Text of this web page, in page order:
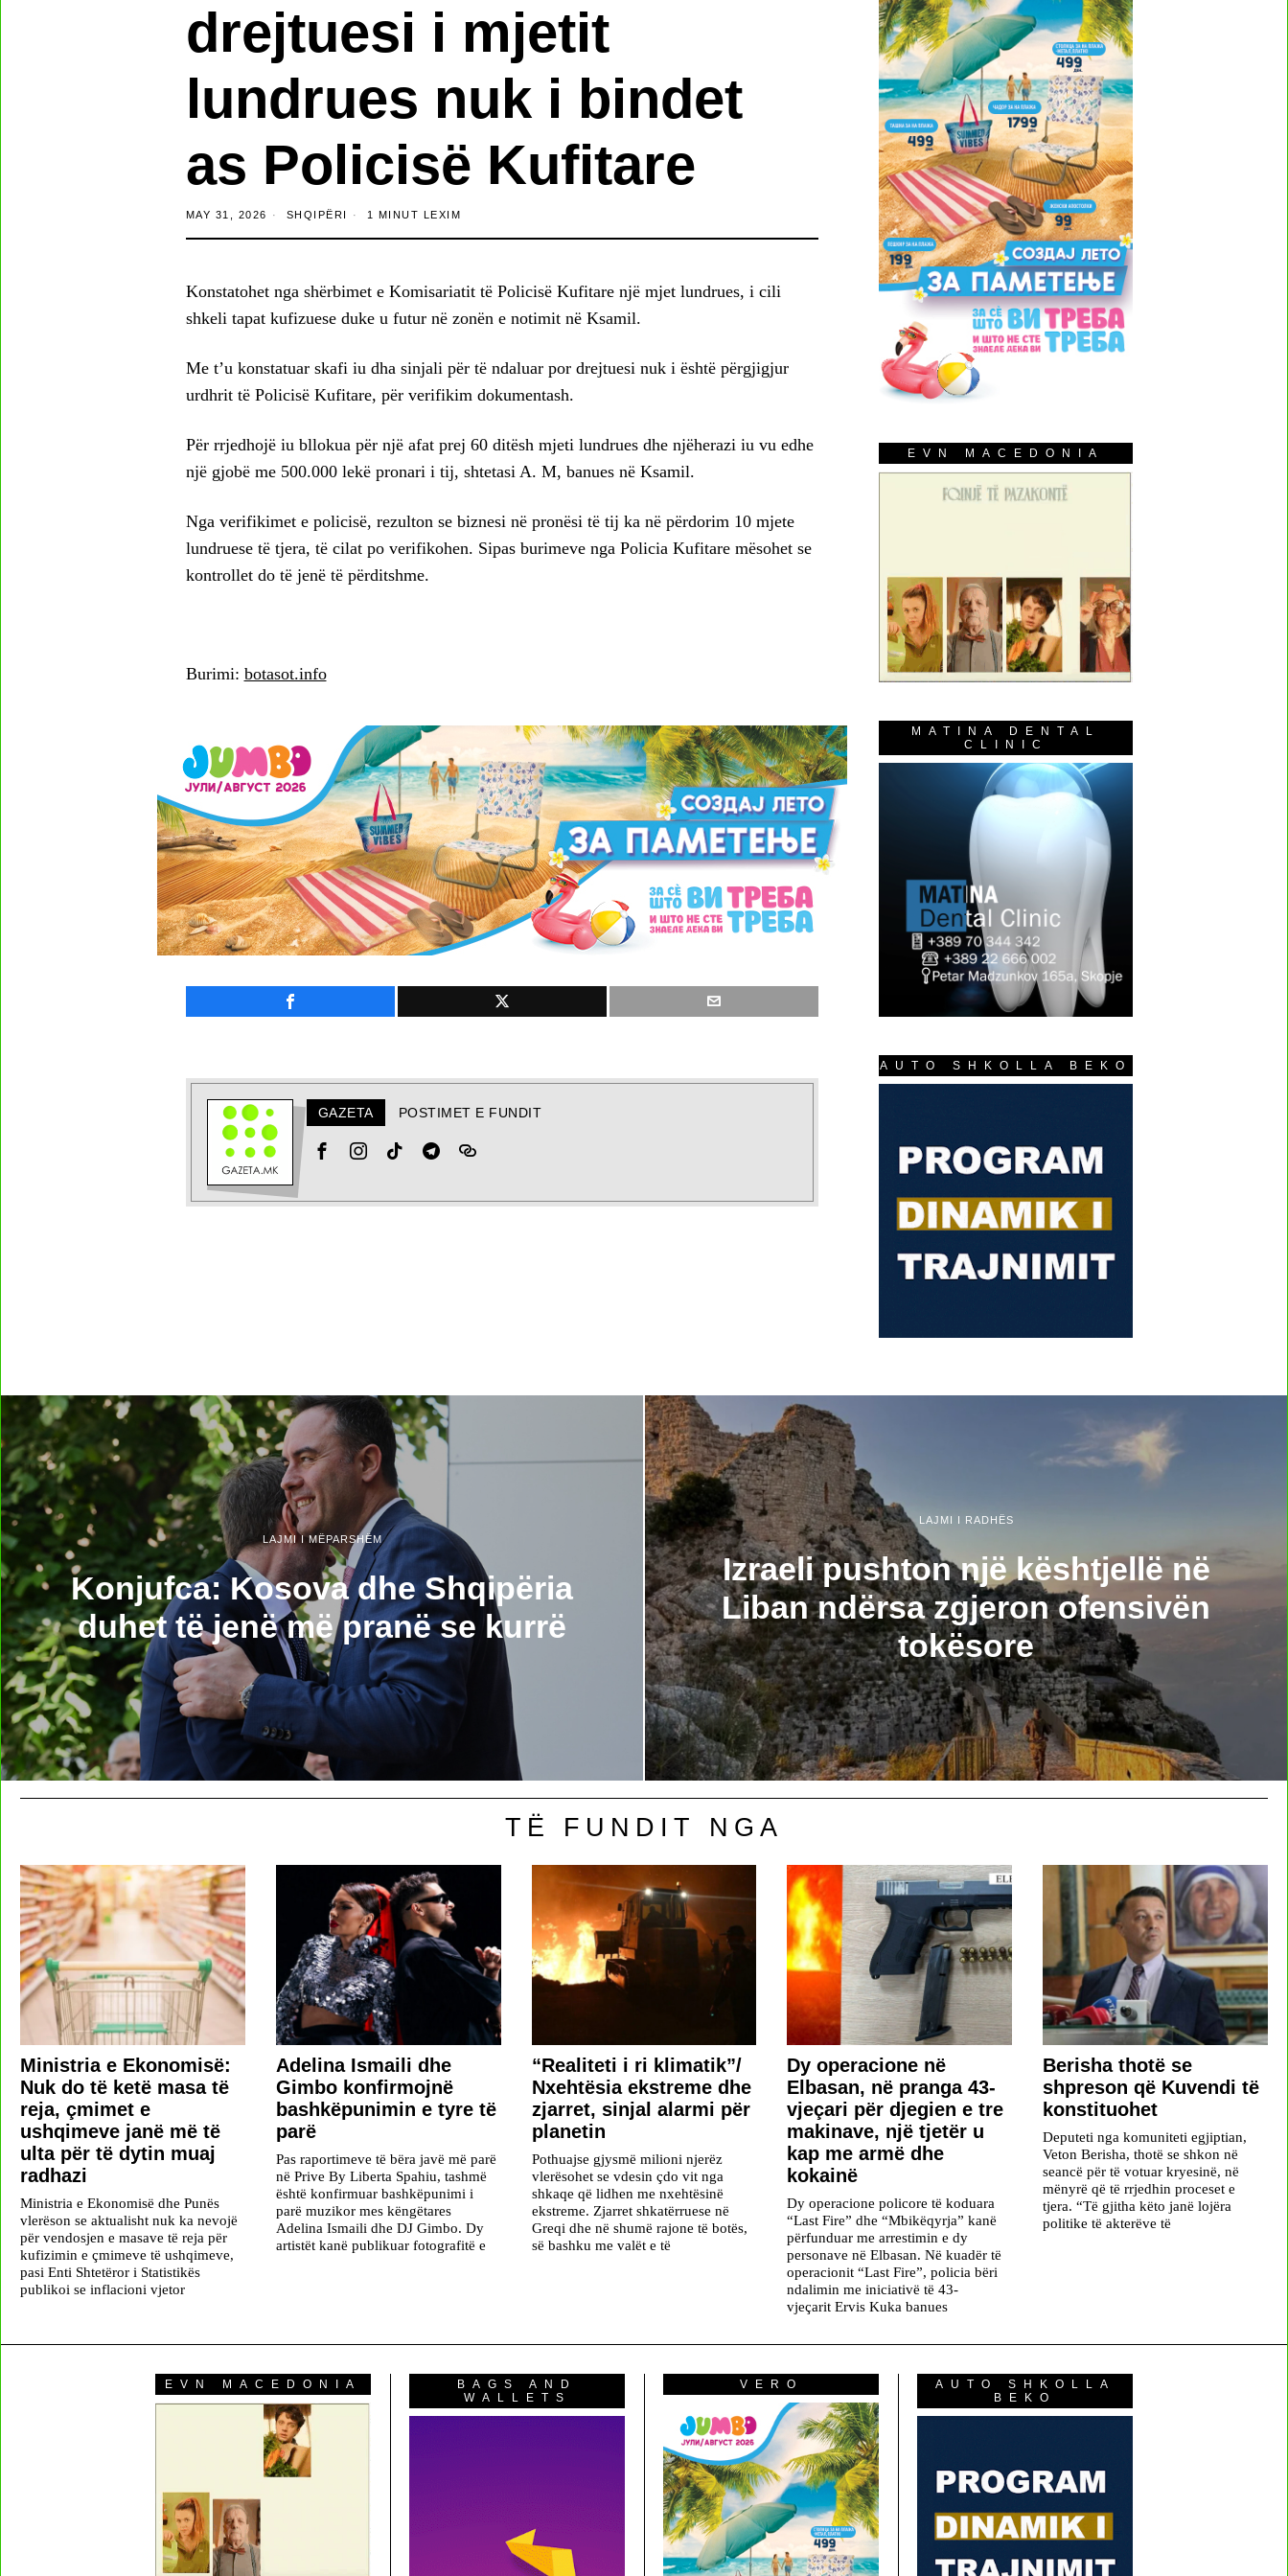
drejtuesi i mjetit
lundrues nuk i bindet
as Policisë Kufitare
MAY 31, 2026 SHQIPËRI 1 MINUT LEXIM
Konstatohet nga shërbimet e Komisariatit të Policisë Kufitare një mjet lundrues, i cili
shkeli tapat kufizuese duke u futur në zonën e notimit në Ksamil.
Me t’u konstatuar skafi iu dha sinjali për të ndaluar por drejtuesi nuk i është përgjigjur
urdhrit të Policisë Kufitare, për verifikim dokumentash.
Për rrjedhojë iu bllokua për një afat prej 60 ditësh mjeti lundrues dhe njëherazi iu vu edhe
një gjobë me 500.000 lekë pronari i tij, shtetasi A. M, banues në Ksamil.
Nga verifikimet e policisë, rezulton se biznesi në pronësi të tij ka në përdorim 10 mjete
lundruese të tjera, të cilat po verifikohen. Sipas burimeve nga Policia Kufitare mësohet se
kontrollet do të jenë të përditshme.
Burimi: botasot.info
GAZETA POSTIMET E FUNDIT
EVN MACEDONIA
MATINA DENTAL
CLINIC
AUTO SHKOLLA BEKO
LAJMI I MËPARSHËM
Konjufca: Kosova dhe Shqipëria
duhet të jenë më pranë se kurrë
LAJMI I RADHËS
Izraeli pushton një kështjellë në
Liban ndërsa zgjeron ofensivën
tokësore
TË FUNDIT NGA
Ministria e Ekonomisë:
Nuk do të ketë masa të
reja, çmimet e
ushqimeve janë më të
ulta për të dytin muaj
radhazi
Ministria e Ekonomisë dhe Punës
vlerëson se aktualisht nuk ka nevojë
për vendosjen e masave të reja për
kufizimin e çmimeve të ushqimeve,
pasi Enti Shtetëror i Statistikës
publikoi se inflacioni vjetor
Adelina Ismaili dhe
Gimbo konfirmojnë
bashkëpunimin e tyre të
parë
Pas raportimeve të bëra javë më parë
në Prive By Liberta Spahiu, tashmë
është konfirmuar bashkëpunimi i
parë muzikor mes këngëtares
Adelina Ismaili dhe DJ Gimbo. Dy
artistët kanë publikuar fotografitë e
“Realiteti i ri klimatik”/
Nxehtësia ekstreme dhe
zjarret, sinjal alarmi për
planetin
Pothuajse gjysmë milioni njerëz
vlerësohet se vdesin çdo vit nga
shkaqe që lidhen me nxehtësinë
ekstreme. Zjarret shkatërruese në
Greqi dhe në shumë rajone të botës,
së bashku me valët e të
Dy operacione në
Elbasan, në pranga 43-
vjeçari për djegien e tre
makinave, një tjetër u
kap me armë dhe
kokainë
Dy operacione policore të koduara
“Last Fire” dhe “Mbikëqyrja” kanë
përfunduar me arrestimin e dy
personave në Elbasan. Në kuadër të
operacionit “Last Fire”, policia bëri
ndalimin me iniciativë të 43-
vjeçarit Ervis Kuka banues
Berisha thotë se
shpreson që Kuvendi të
konstituohet
Deputeti nga komuniteti egjiptian,
Veton Berisha, thotë se shkon në
seancë për të votuar kryesinë, në
mënyrë që të rrjedhin proceset e
tjera. “Të gjitha këto janë lojëra
politike të akterëve të
EVN MACEDONIA
BAGS AND
WALLETS
VERO
AUTO SHKOLLA
BEKO